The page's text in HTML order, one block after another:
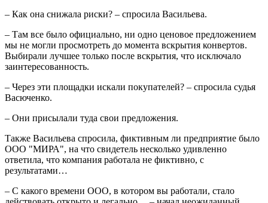
– Как она снижала риски? – спросила Васильева.
– Там все было официально, ни одно ценовое предложением
мы не могли просмотреть до момента вскрытия конвертов.
Выбирали лучшее только после вскрытия, что исключало
заинтересованность.
– Через эти площадки искали покупателей? – спросила судья
Васюченко.
– Они присылали туда свои предложения.
Также Васильева спросила, фиктивным ли предприятие было
ООО "МИРА", на что свидетель несколько удивленно
ответила, что компания работала не фиктивно, с
результатами…
– С какого времени ООО, в котором вы работали, стало